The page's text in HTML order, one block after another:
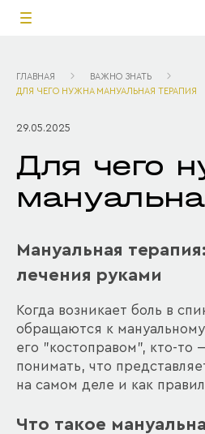
ГЛАВНАЯ
ВАЖНО ЗНАТЬ
ДЛЯ ЧЕГО НУЖНА МАНУАЛЬНАЯ ТЕРАПИЯ
29.05.2025
Для чего
Мануальная
лечения руками
Когда возникает боль в
обращаются к
его "костоправом", кто-то
понимать, что
на самом деле и как
Что такое